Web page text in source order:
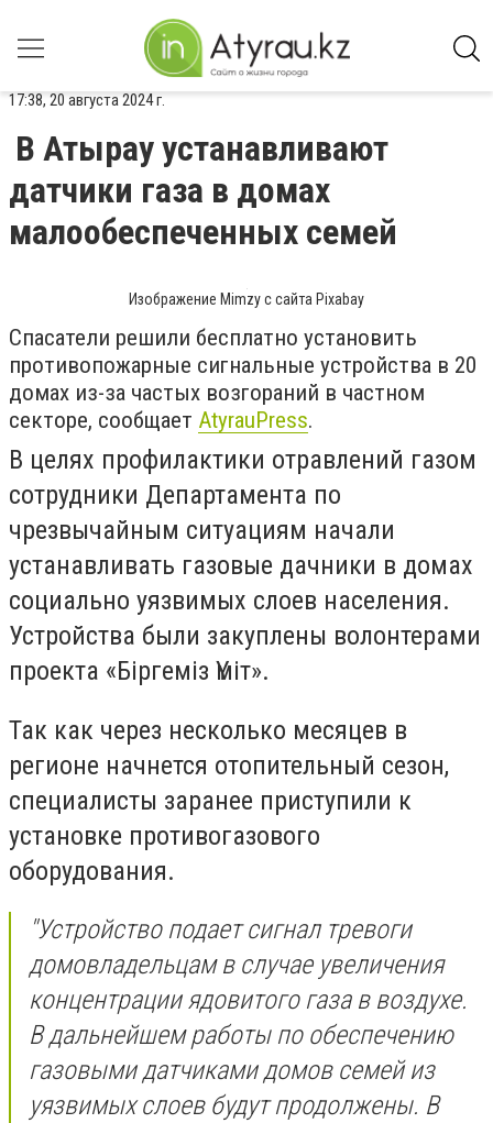
17:38, 20 августа 2024 г.
В Атырау устанавливают
датчики газа в домах
малообеспеченных семей
Изображение Mimzy с сайта Pixabay
Спасатели решили бесплатно установить
противопожарные сигнальные устройства в 20
домах из-за частых возгораний в частном
секторе, сообщает AtyrauPress.
В целях профилактики отравлений газом
сотрудники Департамента по
чрезвычайным ситуациям начали
устанавливать газовые дачники в домах
социально уязвимых слоев населения.
Устройства были закуплены волонтерами
проекта «Біргеміз Үміт».
Так как через несколько месяцев в
регионе начнется отопительный сезон,
специалисты заранее приступили к
установке противогазового
оборудования.
"Устройство подает сигнал тревоги
домовладельцам в случае увеличения
концентрации ядовитого газа в воздухе.
В дальнейшем работы по обеспечению
газовыми датчиками домов семей из
уязвимых слоев будут продолжены. В